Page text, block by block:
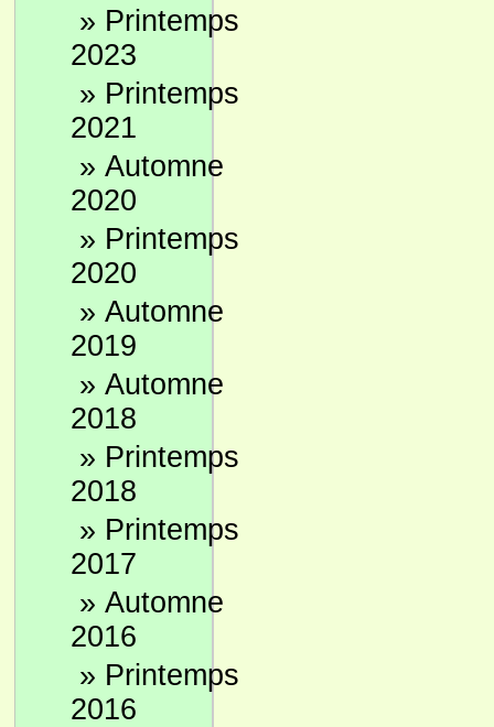
» Printemps
2023
» Printemps
2021
» Automne
2020
» Printemps
2020
» Automne
2019
» Automne
2018
» Printemps
2018
» Printemps
2017
» Automne
2016
» Printemps
2016